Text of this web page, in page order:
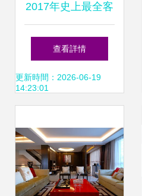
2017年史上最全客
廳+餐廳多種風格
室內裝修效果圖大
打造夢想住宅裝飾
裝修指南
查看詳情
更新時間：2026-06-19
14:23:01